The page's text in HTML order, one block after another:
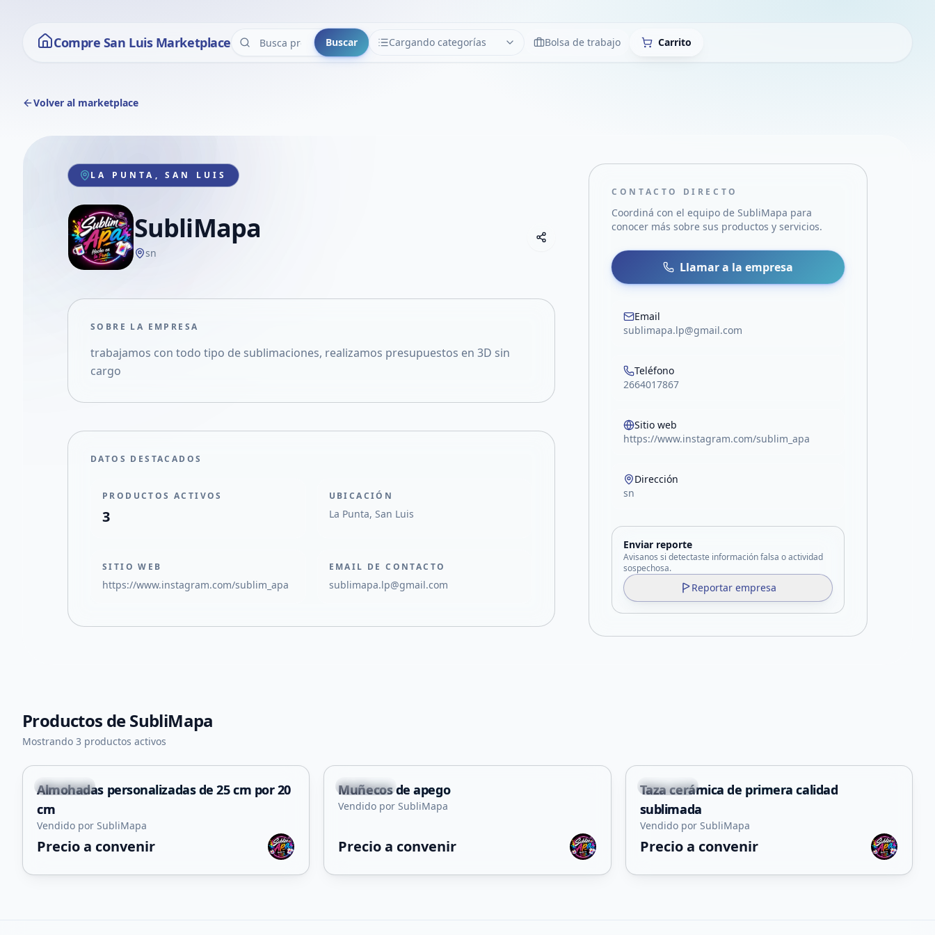
Compre San Luis Marketplace Buscar Cargando categorías
CATEGORÍAS LimpiarBolsa de trabajo Carrito
Volver al marketplace
LA PUNTA, SAN LUIS
SubliMapa
sn
Compartir empresa
Compartir por WhatsApp
Compartir por mail
Compartir en Facebook
SOBRE LA EMPRESA
trabajamos con todo tipo de sublimaciones, realizamos presupuestos en 3D sin
cargo
DATOS DESTACADOS
PRODUCTOS ACTIVOS
3
UBICACIÓN
La Punta, San Luis
SITIO WEB
https://www.instagram.com/sublim_apa
EMAIL DE CONTACTO
sublimapa.lp@gmail.com
CONTACTO DIRECTO
Coordiná con el equipo deSubliMapa para
conocer más sobre sus productos y servicios.
Llamar a la empresa
Email
sublimapa.lp@gmail.com
Teléfono
2664017867
Sitio web
https://www.instagram.com/sublim_apa
Dirección
sn
Enviar reporte
Avisanos si detectaste información falsa o actividad
sospechosa.
Reportar empresa
Productos deSubliMapa
Mostrando 3 productos activos
La Punta
Almohadas personalizadas de 25 cm por 20
cm
Vendido por SubliMapa
Precio a convenir
La Punta
Muñecos de apego
Vendido por SubliMapa
Precio a convenir
La Punta
Taza cerámica de primera calidad
sublimada
Vendido por SubliMapa
Precio a convenir